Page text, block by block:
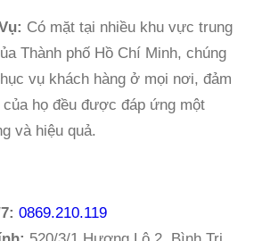
Có mặt tại nhiều khu vực trung
Thành phố Hồ Chí Minh, chúng
vụ khách hàng ở mọi nơi, đảm
của họ đều được đáp ứng một
và hiệu quả.
0869.210.119